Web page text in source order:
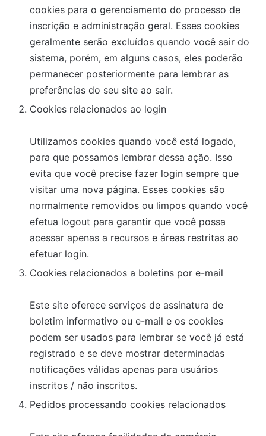
cookies para o gerenciamento do processo de
inscrição e administração geral. Esses cookies
geralmente serão excluídos quando você sair do
sistema, porém, em alguns casos, eles poderão
permanecer posteriormente para lembrar as
preferências do seu site ao sair.
Cookies relacionados ao login
Utilizamos cookies quando você está logado,
para que possamos lembrar dessa ação. Isso
evita que você precise fazer login sempre que
visitar uma nova página. Esses cookies são
normalmente removidos ou limpos quando você
efetua logout para garantir que você possa
acessar apenas a recursos e áreas restritas ao
efetuar login.
Cookies relacionados a boletins por e-mail
Este site oferece serviços de assinatura de
boletim informativo ou e-mail e os cookies
podem ser usados ​​para lembrar se você já está
registrado e se deve mostrar determinadas
notificações válidas apenas para usuários
inscritos / não inscritos.
Pedidos processando cookies relacionados